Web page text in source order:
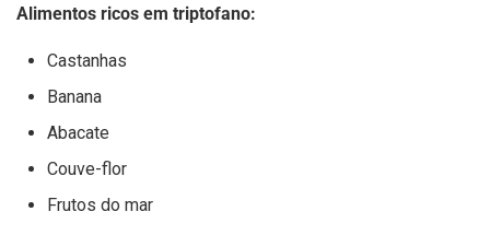
Alimentos ricos em triptofano:
Castanhas
Banana
Abacate
Couve-flor
Frutos do mar